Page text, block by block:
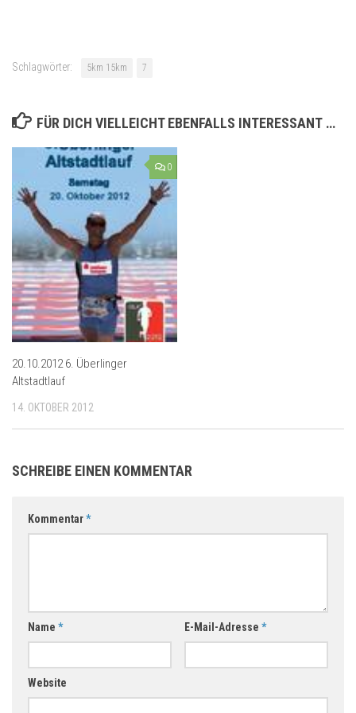
Schlagwörter: 5km 15km 7
FÜR DICH VIELLEICHT EBENFALLS INTERESSANT …
0
20.10.2012 6. Überlinger
Altstadtlauf
14. OKTOBER 2012
SCHREIBE EINEN KOMMENTAR
Kommentar*
Name * E-Mail-Adresse *
Website